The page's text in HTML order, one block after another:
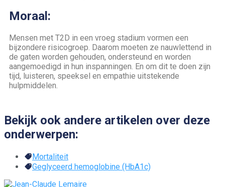
Moraal:
Mensen met T2D in een vroeg stadium vormen een
bijzondere risicogroep. Daarom moeten ze nauwlettend in
de gaten worden gehouden, ondersteund en worden
aangemoedigd in hun inspanningen. En om dit te doen zijn
tijd, luisteren, speeksel en empathie uitstekende
hulpmiddelen.
Bekijk ook andere artikelen over deze
onderwerpen:
Mortaliteit
Geglyceerd hemoglobine (HbA1c)